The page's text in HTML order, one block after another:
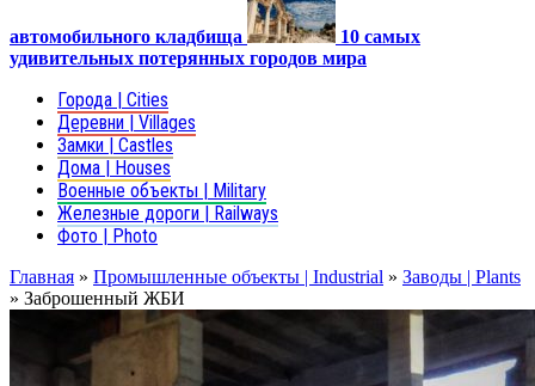
автомобильного кладбища
10 самых
удивительных потерянных городов мира
Города | Cities
Деревни | Villages
Замки | Castles
Дома | Houses
Военные объекты | Military
Железные дороги | Railways
Фото | Photo
Главная » Промышленные объекты | Industrial » Заводы | Plants
» Заброшенный ЖБИ